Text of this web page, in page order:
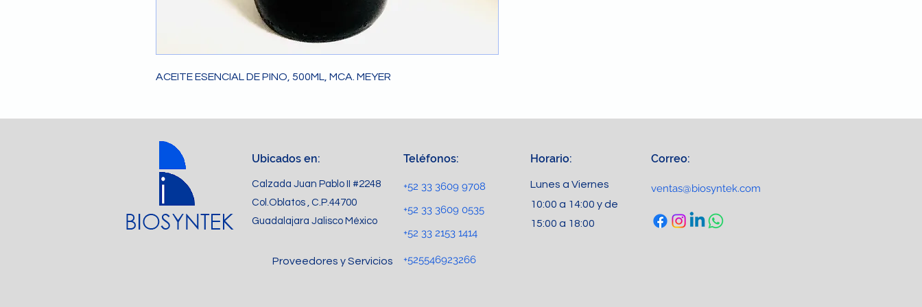
ACEITE ESENCIAL DE PINO, 500ML, MCA. MEYER
Ubicados en:
Calzada Juan Pablo II #2248
Col.Oblatos , C.P.44700
Guadalajara Jalisco México
Teléfonos: Horario:
+52 33 3609 9708
+52 33 3609 0535
Lunes a Viernes
10:00 a 14:00 y de
15:00 a 18:00
+52 33 2153 1414
Proveedores y Servicios +525546923266
Correo:
ventas@biosyntek.com